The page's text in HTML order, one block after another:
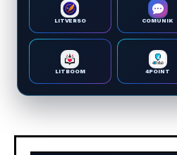
LITVERSO COMUNIK
LITBOOM 4POINT